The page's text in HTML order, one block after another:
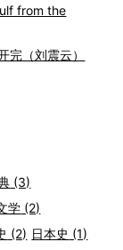
from the
完（刘震云）
(3)
学 (2)
(2) 日本史 (1)